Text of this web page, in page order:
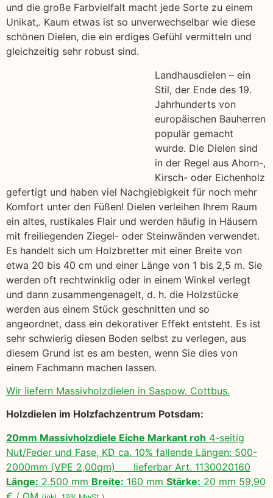
und die große Farbvielfalt macht jede Sorte zu einem
Unikat,. Kaum etwas ist so unverwechselbar wie diese
schönen Dielen, die ein erdiges Gefühl vermitteln und
gleichzeitig sehr robust sind.
Landhausdielen – ein
Stil, der Ende des 19.
Jahrhunderts von
europäischen Bauherren
populär gemacht
wurde. Die Dielen sind
in der Regel aus Ahorn-,
Kirsch- oder Eichenholz
gefertigt und haben viel Nachgiebigkeit für noch mehr
Komfort unter den Füßen! Dielen verleihen Ihrem Raum
ein altes, rustikales Flair und werden häufig in Häusern
mit freiliegenden Ziegel- oder Steinwänden verwendet.
Es handelt sich um Holzbretter mit einer Breite von
etwa 20 bis 40 cm und einer Länge von 1 bis 2,5 m. Sie
werden oft rechtwinklig oder in einem Winkel verlegt
und dann zusammengenagelt, d. h. die Holzstücke
werden aus einem Stück geschnitten und so
angeordnet, dass ein dekorativer Effekt entsteht. Es ist
sehr schwierig diesen Boden selbst zu verlegen, aus
diesem Grund ist es am besten, wenn Sie dies von
einem Fachmann machen lassen.
Wir liefern Massivholzdielen in Saspow, Cottbus.
Holzdielen im Holzfachzentrum Potsdam:
20mm Massivholzdiele Eiche Markant roh 4-seitig
Nut/Feder und Fase, KD ca. 10% fallende Längen: 500-
2000mm (VPE 2,00qm) lieferbar Art. 1130020160
Länge: 2.500 mm Breite: 160 mm Stärke: 20 mm 59,90